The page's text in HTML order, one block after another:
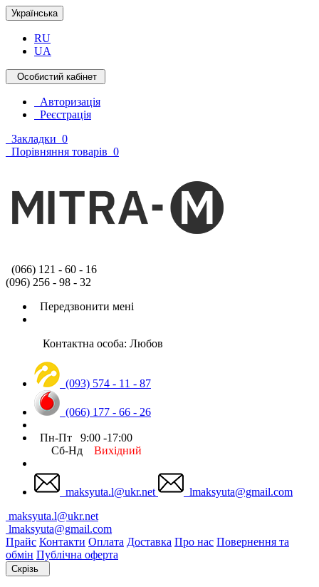
Українська
RU
UA
Особистий кабінет
Авторизація
Реєстрація
Закладки 0
Порівняння товарів 0
(066) 121 - 60 - 16
(096) 256 - 98 - 32
Передзвонити мені
Контактна особа: Любов
(093) 574 - 11 - 87
(066) 177 - 66 - 26
Пн-Пт 9:00 -17:00
Сб-Нд Вихідний
maksyuta.l@ukr.net
lmaksyuta@gmail.com
maksyuta.l@ukr.net
lmaksyuta@gmail.com
Прайс Контакти Оплата Доставка Про нас Повернення та
обмін Публічна оферта
Скрізь